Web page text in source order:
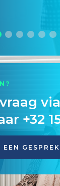
+32
EEN GESPREK